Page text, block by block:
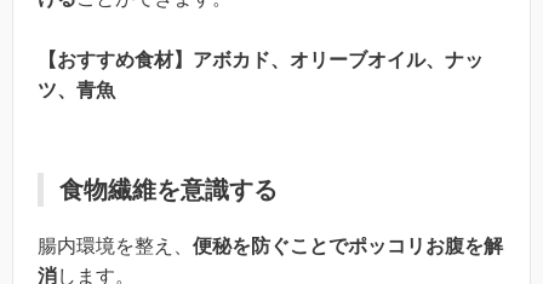
【おすすめ食材】アボカド、オリーブオイル、ナッ
ツ、青魚
食物繊維を意識する
腸内環境を整え、 便秘を防ぐことでポッコリお腹を解
消します。